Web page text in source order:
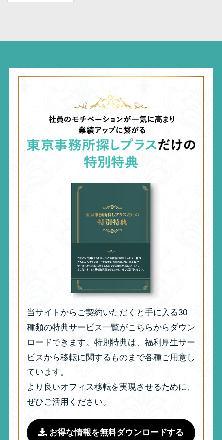
当サイトからご契約いただくと手に入る30
種類の特典サービス一覧がこちらからダウン
ロードできます。特別特典は、福利厚生サー
ビスから移転に関するものまで各種ご用意し
ています。
より良いオフィス移転を実現させるために、
ぜひご活用ください。
お得な情報を無料ダウンロードする